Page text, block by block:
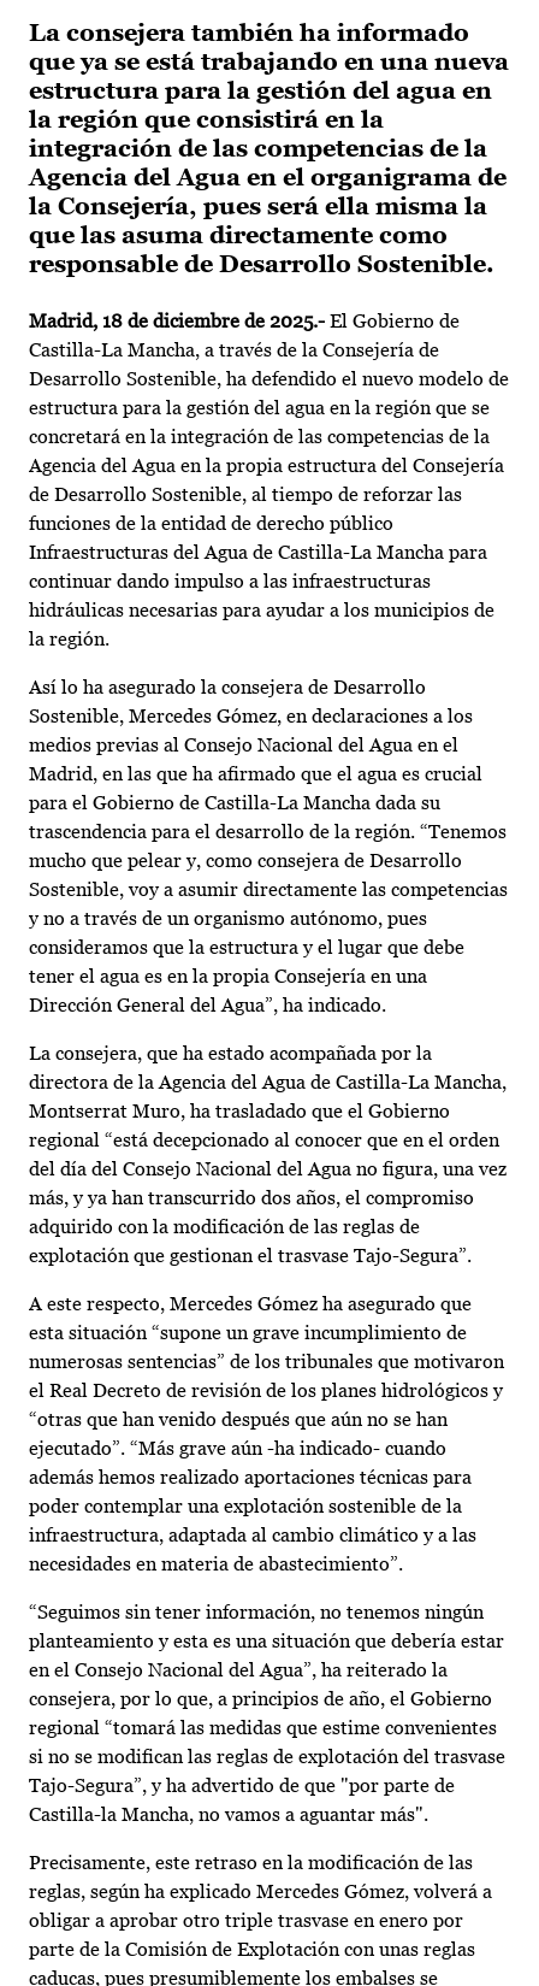
La consejera también ha informado
que ya se está trabajando en una nueva
estructura para la gestión del agua en
la región que consistirá en la
integración de las competencias de la
Agencia del Agua en el organigrama de
la Consejería, pues será ella misma la
que las asuma directamente como
responsable de Desarrollo Sostenible.
Madrid, 18 de diciembre de 2025.- El Gobierno de
Castilla-La Mancha, a través de la Consejería de
Desarrollo Sostenible, ha defendido el nuevo modelo de
estructura para la gestión del agua en la región que se
concretará en la integración de las competencias de la
Agencia del Agua en la propia estructura del Consejería
de Desarrollo Sostenible, al tiempo de reforzar las
funciones de la entidad de derecho público
Infraestructuras del Agua de Castilla-La Mancha para
continuar dando impulso a las infraestructuras
hidráulicas necesarias para ayudar a los municipios de
la región.
Así lo ha asegurado la consejera de Desarrollo
Sostenible, Mercedes Gómez, en declaraciones a los
medios previas al Consejo Nacional del Agua en el
Madrid, en las que ha afirmado que el agua es crucial
para el Gobierno de Castilla-La Mancha dada su
trascendencia para el desarrollo de la región. “Tenemos
mucho que pelear y, como consejera de Desarrollo
Sostenible, voy a asumir directamente las competencias
y no a través de un organismo autónomo, pues
consideramos que la estructura y el lugar que debe
tener el agua es en la propia Consejería en una
Dirección General del Agua”, ha indicado.
La consejera, que ha estado acompañada por la
directora de la Agencia del Agua de Castilla-La Mancha,
Montserrat Muro, ha trasladado que el Gobierno
regional “está decepcionado al conocer que en el orden
del día del Consejo Nacional del Agua no figura, una vez
más, y ya han transcurrido dos años, el compromiso
adquirido con la modificación de las reglas de
explotación que gestionan el trasvase Tajo-Segura”.
A este respecto, Mercedes Gómez ha asegurado que
esta situación “supone un grave incumplimiento de
numerosas sentencias” de los tribunales que motivaron
el Real Decreto de revisión de los planes hidrológicos y
“otras que han venido después que aún no se han
ejecutado”. “Más grave aún -ha indicado- cuando
además hemos realizado aportaciones técnicas para
poder contemplar una explotación sostenible de la
infraestructura, adaptada al cambio climático y a las
necesidades en materia de abastecimiento”.
“Seguimos sin tener información, no tenemos ningún
planteamiento y esta es una situación que debería estar
en el Consejo Nacional del Agua”, ha reiterado la
consejera, por lo que, a principios de año, el Gobierno
regional “tomará las medidas que estime convenientes
si no se modifican las reglas de explotación del trasvase
Tajo-Segura”, y ha advertido de que "por parte de
Castilla-la Mancha, no vamos a aguantar más".
Precisamente, este retraso en la modificación de las
reglas, según ha explicado Mercedes Gómez, volverá a
obligar a aprobar otro triple trasvase en enero por
parte de la Comisión de Explotación con unas reglas
caducas, pues presumiblemente los embalses se